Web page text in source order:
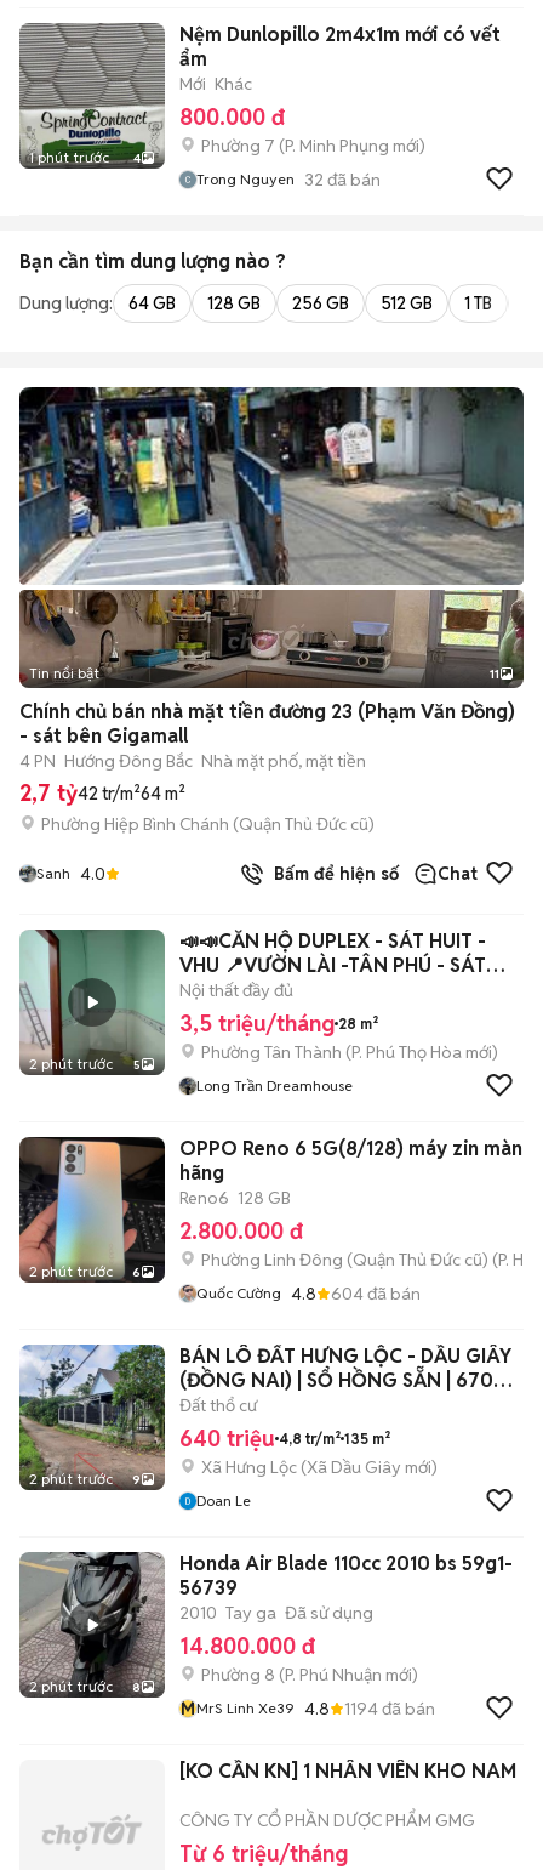
1 phút trước 4
Nệm Dunlopillo 2m4x1m mới có vết
ẩm
Mới Khác
800.000 đ
Phường 7 (P. Minh Phụng mới)
Trong Nguyen 32 đã bán
Bạn cần tìm dung lượng nào ?
Dung lượng: 64 GB 128 GB 256 GB 512 GB 1 TB
+2
Tin nổi bật 11
Chính chủ bán nhà mặt tiền đường 23 (Phạm Văn Đồng)
- sát bên Gigamall
4 PN Hướng Đông Bắc Nhà mặt phố, mặt tiền
2,7 tỷ42 tr/m²64 m²
Phường Hiệp Bình Chánh (Quận Thủ Đức cũ)
Sanh 4.0 Bấm để hiện số Chat
2 phút trước 5
📣📣CĂN HỘ DUPLEX - SÁT HUIT -
VHU 📍VƯỜN LÀI -TÂN PHÚ - SÁT
VHU
Nội thất đầy đủ
3,5 triệu/tháng 28 m²
Phường Tân Thành (P. Phú Thọ Hòa mới)
Long Trần Dreamhouse
2 phút trước 6
OPPO Reno 6 5G(8/128) máy zin màn
hãng
Reno6 128 GB
2.800.000 đ
Phường Linh Đông (Quận Thủ Đức cũ) (P.
Quốc Cường 4.8 604đã bán
2 phút trước 9
BÁN LÔ ĐẤT HƯNG LỘC - DẦU GIÂY
(ĐỒNG NAI) | SỔ HỒNG SẴN | 670
TRIỆU
Đất thổ cư
640 triệu 4,8 tr/m² 135 m²
Xã Hưng Lộc (Xã Dầu Giây mới)
Doan Le
2 phút trước 8
Honda Air Blade 110cc 2010 bs 59g1-
56739
2010 Tay ga Đã sử dụng
14.800.000 đ
Phường 8 (P. Phú Nhuận mới)
MMrS Linh Xe39 4.8 1194đã bán
[KO CẦN KN] 1 NHÂN VIÊN KHO NAM
CÔNG TY CỔ PHẦN DƯỢC PHẨM GMG
Từ 6 triệu/tháng